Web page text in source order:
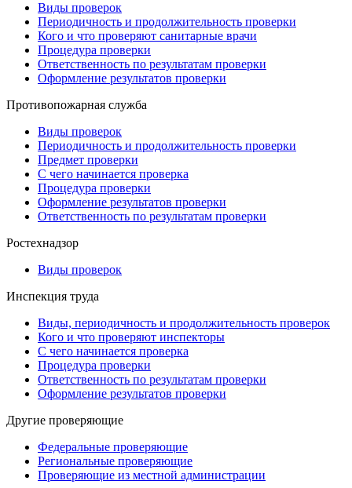
Виды проверок
Периодичность и продолжительность проверки
Кого и что проверяют санитарные врачи
Процедура проверки
Ответственность по результатам проверки
Оформление результатов проверки
Противопожарная служба
Виды проверок
Периодичность и продолжительность проверки
Предмет проверки
С чего начинается проверка
Процедура проверки
Оформление результатов проверки
Ответственность по результатам проверки
Ростехнадзор
Виды проверок
Инспекция труда
Виды, периодичность и продолжительность проверок
Кого и что проверяют инспекторы
С чего начинается проверка
Процедура проверки
Ответственность по результатам проверки
Оформление результатов проверки
Другие проверяющие
Федеральные проверяющие
Региональные проверяющие
Проверяющие из местной администрации